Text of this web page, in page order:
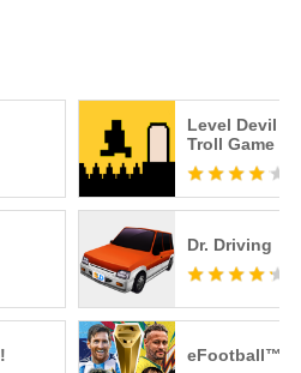
Level Devil -
Troll Game
Dr. Driving
eFootball™